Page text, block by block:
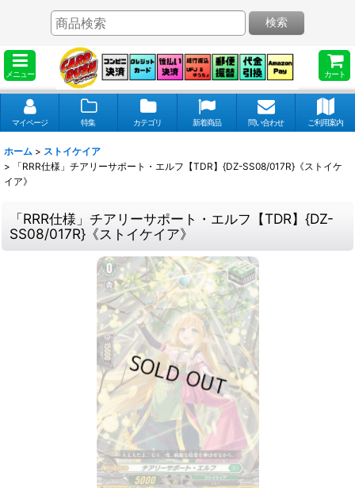
メニュー カート
検索
マイページ 特集 カテゴリ 新着商品 問い合わせ ご利用案内
ホーム > ストイケイア
>
「RRR仕様」チアリーサポート・エルフ【TDR】{DZ-SS08/017R}《ストイケ
イア》
「RRR仕様」チアリーサポート・エルフ【TDR】{DZ-
SS08/017R}《ストイケイア》